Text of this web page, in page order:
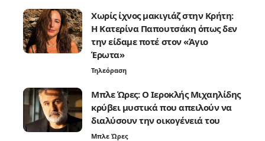
Χωρίς ίχνος μακιγιάζ στην Κρήτη:
Η Κατερίνα Παπουτσάκη όπως δεν
την είδαμε ποτέ στον «Άγιο
Έρωτα»
Τηλεόραση
Μπλε Ώρες: Ο Ιεροκλής Μιχαηλίδης
κρύβει μυστικά που απειλούν να
διαλύσουν την οικογένειά του
Μπλε Ώρες